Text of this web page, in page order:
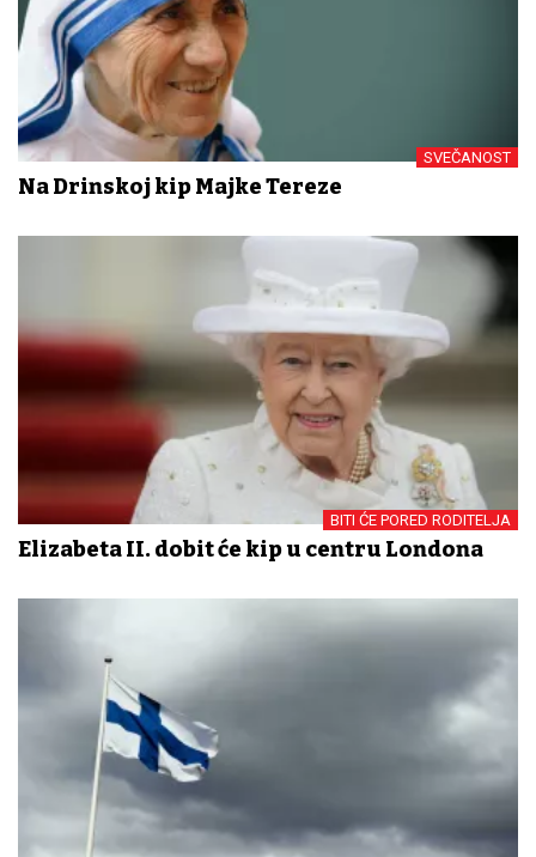
SVEČANOST
Na Drinskoj kip Majke Tereze
BITI ĆE PORED RODITELJA
Elizabeta II. dobit će kip u centru Londona